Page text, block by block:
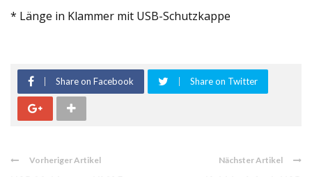
* Länge in Klammer mit USB-Schutzkappe
Share on Facebook Share on Twitter
Vorheriger Artikel Nächster Artikel